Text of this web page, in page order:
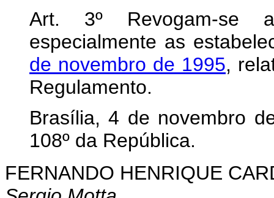
Art. 3º Revogam-se
especialmente as
de novembro de 1995,
Regulamento.
Brasília, 4 de novembro
108º da República.
FERNANDO HENRIQUE